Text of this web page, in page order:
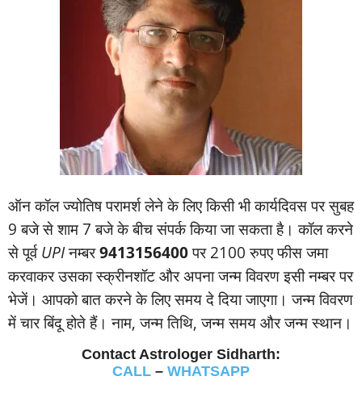
ऑन कॉल ज्‍योतिष परामर्श लेने के लिए किसी भी कार्यदिवस पर सुबह
9 बजे से शाम 7 बजे के बीच संपर्क किया जा सकता है। कॉल करने
से पूर्वUPIनम्‍बर9413156400पर 2100 रुपए फीस जमा
करवाकर उसका स्‍क्रीनशॉट और अपना जन्‍म विवरण इसी नम्‍बर पर
भेजें। आपको बात करने के लिए समय दे दिया जाएगा। जन्‍म विवरण
में चार बिंदू होते हैं। नाम, जन्‍म तिथि, जन्‍म समय और जन्‍म स्‍थान।
Contact Astrologer Sidharth:
CALL – WHATSAPP